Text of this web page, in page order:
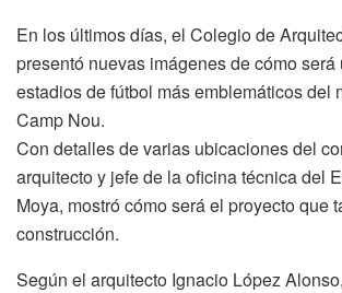
En los últimos días, el Colegio de
presentó nuevas imágenes de cómo será
estadios de fútbol más emblemáticos del
Camp Nou.
Con detalles de varias ubicaciones del
arquitecto y jefe de la oficina técnica del
Moya, mostró cómo será el proyecto que
construcción.
Según el arquitecto Ignacio López